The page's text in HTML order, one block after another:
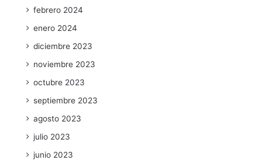
febrero 2024
enero 2024
diciembre 2023
noviembre 2023
octubre 2023
septiembre 2023
agosto 2023
julio 2023
junio 2023